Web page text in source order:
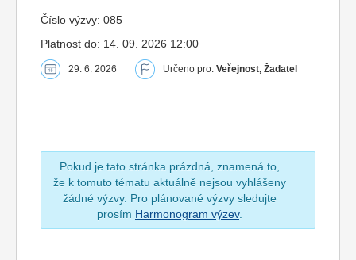
Číslo výzvy: 085
Platnost do: 14. 09. 2026 12:00
29. 6. 2026 Určeno pro: Veřejnost, Žadatel
Pokud je tato stránka prázdná, znamená to,
že k tomuto tématu aktuálně nejsou vyhlášeny
žádné výzvy. Pro plánované výzvy sledujte
prosím Harmonogram výzev.